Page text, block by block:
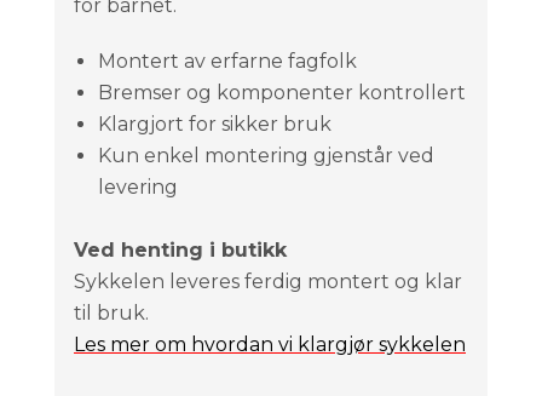
for barnet.
Montert av erfarne fagfolk
Bremser og komponenter kontrollert
Klargjort for sikker bruk
Kun enkel montering gjenstår ved
levering
Ved henting i butikk
Sykkelen leveres ferdig montert og klar
til bruk.
Les mer om hvordan vi klargjør sykkelen